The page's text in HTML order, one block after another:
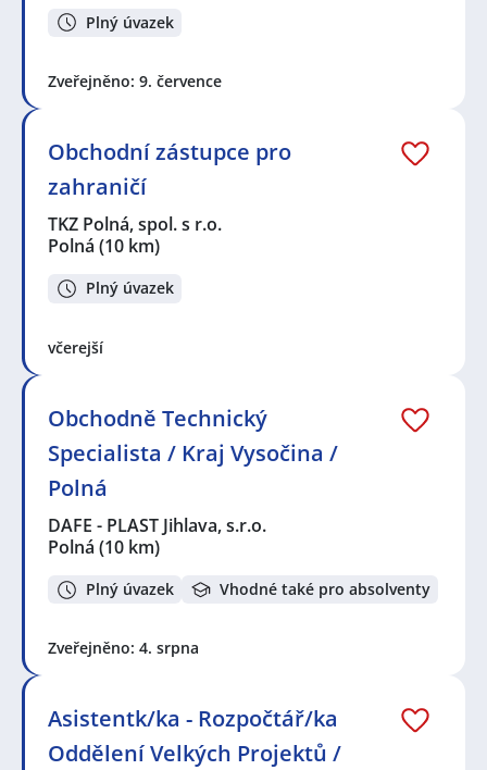
Plný úvazek
Zveřejněno: 9. července
Obchodní zástupce pro
zahraničí
TKZ Polná, spol. s r.o.
Polná (10 km)
Plný úvazek
včerejší
Obchodně Technický
Specialista / Kraj Vysočina /
Polná
DAFE - PLAST Jihlava, s.r.o.
Polná (10 km)
Plný úvazek Vhodné také pro absolventy
Zveřejněno: 4. srpna
Asistentk/ka - Rozpočtář/ka
Oddělení Velkých Projektů /